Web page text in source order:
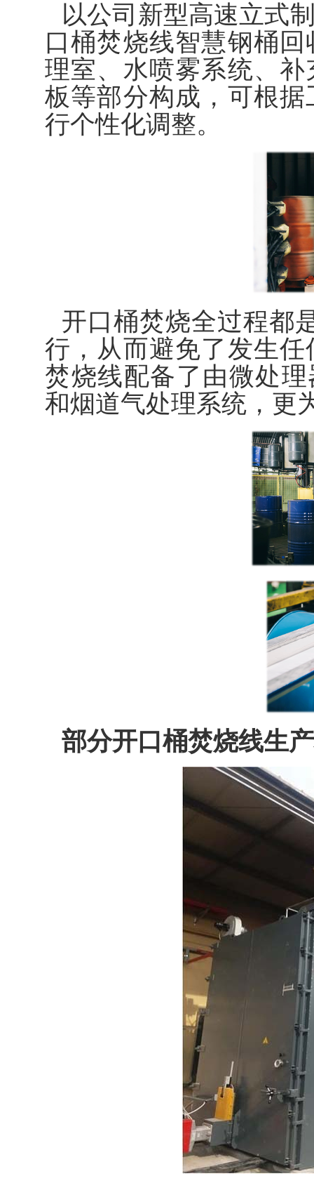
以公司新型高速立式
口桶焚烧线智慧钢桶
理室、水喷雾系统、
板等部分构成，可根
行个性化调整。
开口桶焚烧全过程都
行，从而避免了发生
焚烧线配备了由微处
和烟道气处理系统，更
部分开口桶焚烧线生